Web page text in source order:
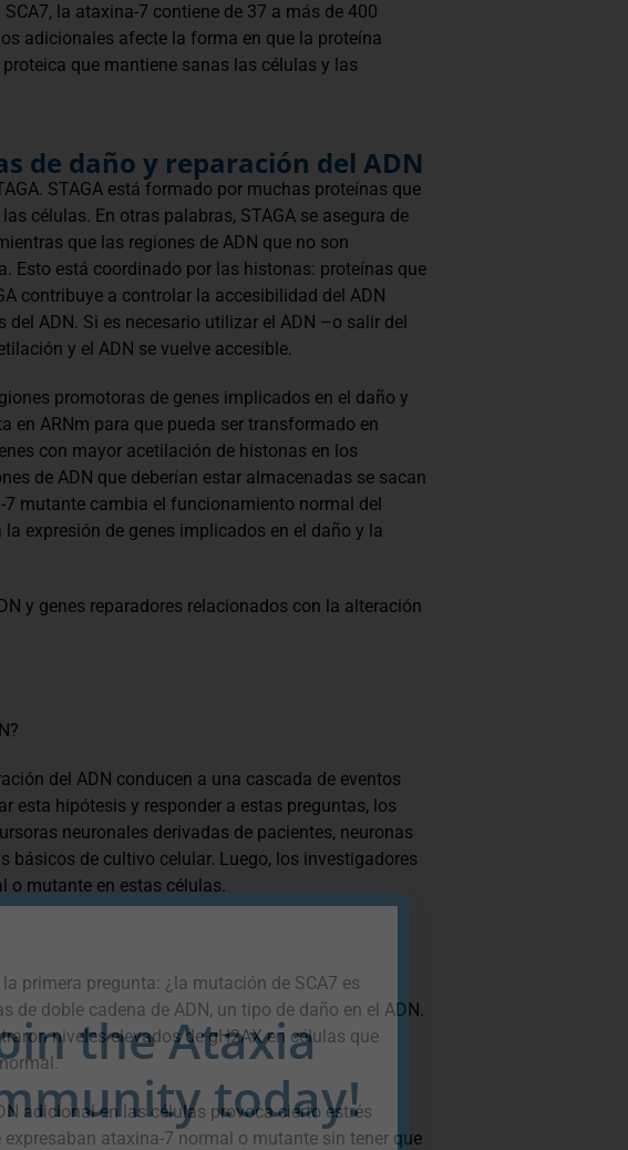
la ataxina-7 contiene de 37 a más de 400
adicionales afecte la forma en que la proteína
que mantiene sanas las células y las
de daño y reparación del ADN
STAGA está formado por muchas proteínas que
células. En otras palabras, STAGA se asegura de
que las regiones de ADN que no son
Esto está coordinado por las histonas: proteínas que
contribuye a controlar la accesibilidad del ADN
ADN. Si es necesario utilizar el ADN –o salir del
y el ADN se vuelve accesible.
promotoras de genes implicados en el daño y
en ARNm para que pueda ser transformado en
con mayor acetilación de histonas en los
de ADN que deberían estar almacenadas se sacan
mutante cambia el funcionamiento normal del
expresión de genes implicados en el daño y la
y genes reparadores relacionados con la alteración
del ADN conducen a una cascada de eventos
esta hipótesis y responder a estas preguntas, los
neuronales derivadas de pacientes, neuronas
básicos de cultivo celular. Luego, los investigadores
o mutante en estas células.
primera pregunta: ¿la mutación de SCA7 es
doble cadena de ADN, un tipo de daño en el ADN.
niveles elevados de gH2AX en células que
adicional en las células provoca cierto estrés
ataxina-7 normal o mutante sin tener que
the Ataxia
today!